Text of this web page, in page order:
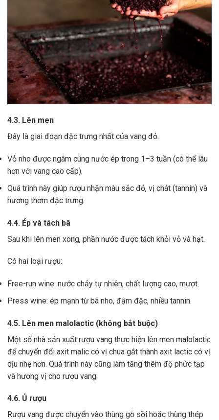
4.3. Lên men
Đây là giai đoạn đặc trưng nhất của vang đỏ.
Vỏ nho được ngâm cùng nước ép trong 1–3 tuần (có thể lâu
hơn với vang cao cấp).
Quá trình này giúp rượu nhận màu sắc đỏ, vị chát (tannin) và
hương thơm đặc trưng.
4.4. Ép và tách bã
Sau khi lên men xong, phần nước được tách khỏi vỏ và hạt.
Có hai loại rượu:
Free-run wine: nước chảy tự nhiên, chất lượng cao, mượt.
Press wine: ép mạnh từ bã nho, đậm đặc, nhiều tannin.
4.5. Lên men malolactic (không bắt buộc)
Một số nhà sản xuất rượu vang thực hiện lên men malolactic
để chuyển đổi axit malic có vị chua gắt thành axit lactic có vị
dịu nhẹ hơn. Quá trình này cũng làm tăng thêm độ phức tạp
và hương vị cho rượu vang.
4.6. Ủ rượu
Rượu vang được chuyển vào thùng gỗ sồi hoặc thùng thép